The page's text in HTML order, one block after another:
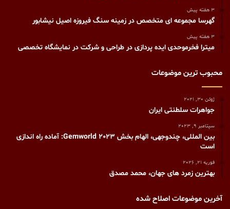
3 هفته پیش
گهرسا مجموعه ای متخصص در زمینه سنگ فیروزه اصیل نیشابور
3 هفته پیش
میترا فخرموحدی ایده پردازی در طراحی و شرکت در نمایشگاه تخصصی
محبوب ترین موضوعات
ژوئن 30, 2021
جواهرات سلطنتی ایران
سپتامبر 9, 2023
بین المللی، چندوجهی، الهام بخش Gemworld 2023: آماده راه اندازی
است
فوریه 21, 2026
بهترین زمرد های جهان، محمد مصدق
آخرین موضوعات اصلاح شده